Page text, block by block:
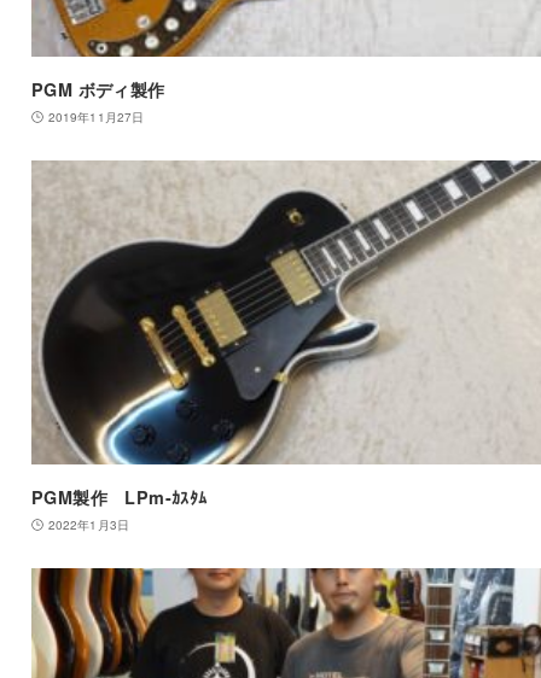
PGM ボディ製作
2019年11月27日
PGM製作 LPm-ｶｽﾀﾑ
2022年1月3日